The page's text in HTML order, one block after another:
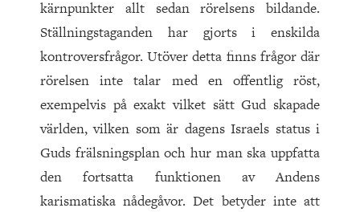
kärnpunkter allt sedan rörelsens bildande.
Ställningstaganden har gjorts i enskilda
kontroversfrågor. Utöver detta finns frågor där
rörelsen inte talar med en offentlig röst,
exempelvis på exakt vilket sätt Gud skapade
världen, vilken som är dagens Israels status i
Guds frälsningsplan och hur man ska uppfatta
den fortsatta funktionen av Andens
karismatiska nådegåvor. Det betyder inte att